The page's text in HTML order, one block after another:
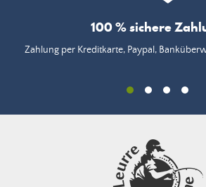
100 % sichere
Zahlung per Kreditkarte, Paypal,